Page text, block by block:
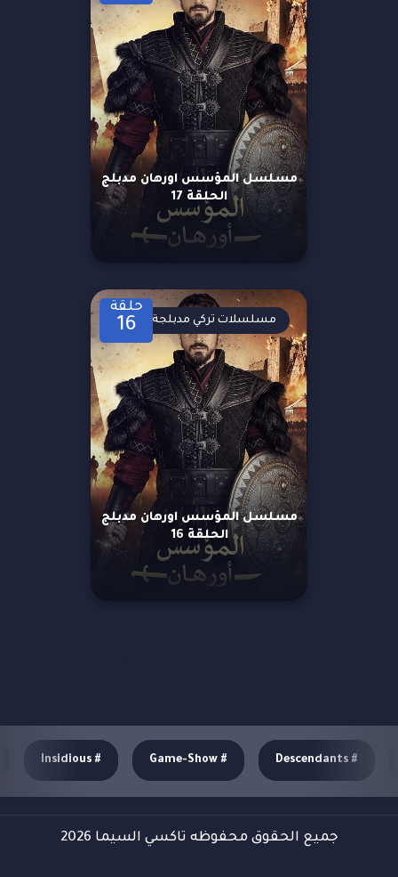
مسلسل المؤسس اورهان مدبلج
الحلقة 17
حلقة
16
مسلسل المؤسس اورهان مدبلج
الحلقة 16
مسلسلات تركي مدبلجة
#
Descendants
#
Game-Show
#
Insidious
جميع الحقوق محفوظه تاكسي السيما 2026